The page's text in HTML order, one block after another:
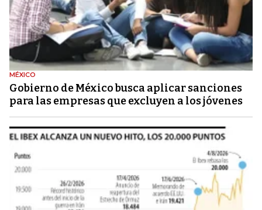
MÉXICO
Gobierno de México busca aplicar sanciones
para las empresas que excluyen a los jóvenes